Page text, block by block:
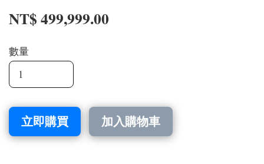
NT$ 499,999.00
數量
立即購買 加入購物車